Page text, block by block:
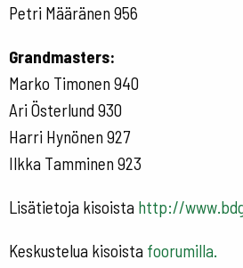
Petri Määränen 956
Grandmasters:
Marko Timonen 940
Ari Österlund 930
Harri Hynönen 927
Ilkka Tamminen 923
Lisätietoja kisoista http://
Keskustelua kisoista foorumilla.